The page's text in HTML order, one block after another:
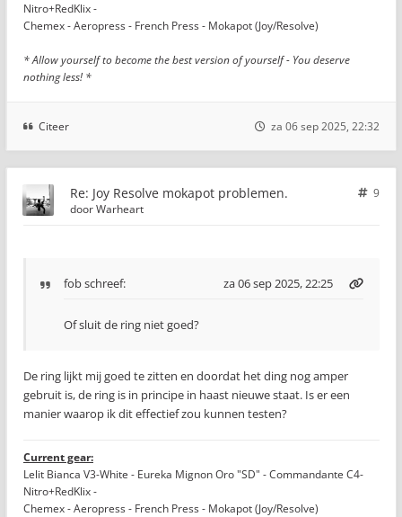
Nitro+RedKlix -
Chemex - Aeropress - French Press - Mokapot (Joy/Resolve)
* Allow yourself to become the best version of yourself - You deserve
nothing less! *
Citeer za 06 sep 2025, 22:32
Re: Joy Resolve mokapot problemen.
9
doorWarheart
fobschreef: za 06 sep 2025, 22:25
Of sluit de ring niet goed?
De ring lijkt mij goed te zitten en doordat het ding nog amper
gebruit is, de ring is in principe in haast nieuwe staat. Is er een
manier waarop ik dit effectief zou kunnen testen?
Current gear:
Lelit Bianca V3-White - Eureka Mignon Oro "SD" - Commandante C4-
Nitro+RedKlix -
Chemex - Aeropress - French Press - Mokapot (Joy/Resolve)